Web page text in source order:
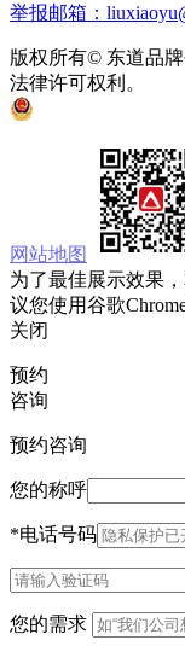
举报邮箱：
版权所有© 东道品
法律许可权利。
网站地图
为了最佳展示效果
议您使用谷歌
关闭
预约
咨询
预约咨询
您的称呼
*电话号码
您的需求